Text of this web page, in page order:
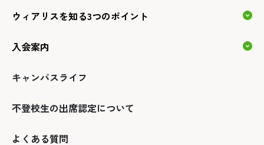
ウィアリスを知る3つのポイント
入会案内
キャンパスライフ
不登校生の出席認定について
よくある質問